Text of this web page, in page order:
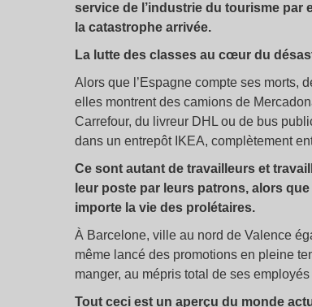
service de l’industrie du tourisme par
la catastrophe arrivée.
La lutte des classes au cœur du
Alors que l’Espagne compte ses morts,
elles montrent des camions de
Carrefour, du livreur DHL ou de bus
dans un entrepôt IKEA, complètement
Ce sont autant de travailleurs et
leur poste par leurs patrons, alors
importe la vie des prolétaires.
À Barcelone, ville au nord de Valence
même lancé des promotions en pleine
manger, au mépris total de ses
Tout ceci est un aperçu du monde